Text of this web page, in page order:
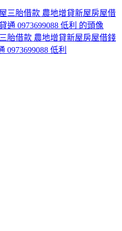
借款 農地增貸新屋房屋借錢
0973699088 低利